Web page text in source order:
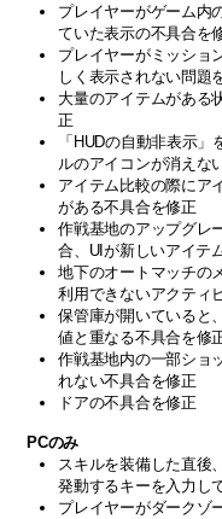
プレイヤーがゲーム内
ていた表示の不具合を
プレイヤーがミッショ
しく表示されない問題
大量のアイテムがある
正
「HUDの自動非表示
ルのアイコンが消えな
アイテム比較の際にア
がある不具合を修正
作戦基地のアップグレ
合、UIが新しいアイテ
地下のオートマッチの
利用できないアクティ
保管庫が開いていると
値と重なる不具合を修
作戦基地内の一部ショ
れない不具合を修正
ドアの不具合を修正
PCのみ
スキルを装備した直後
発動するキーを入力し
プレイヤーがダークゾ